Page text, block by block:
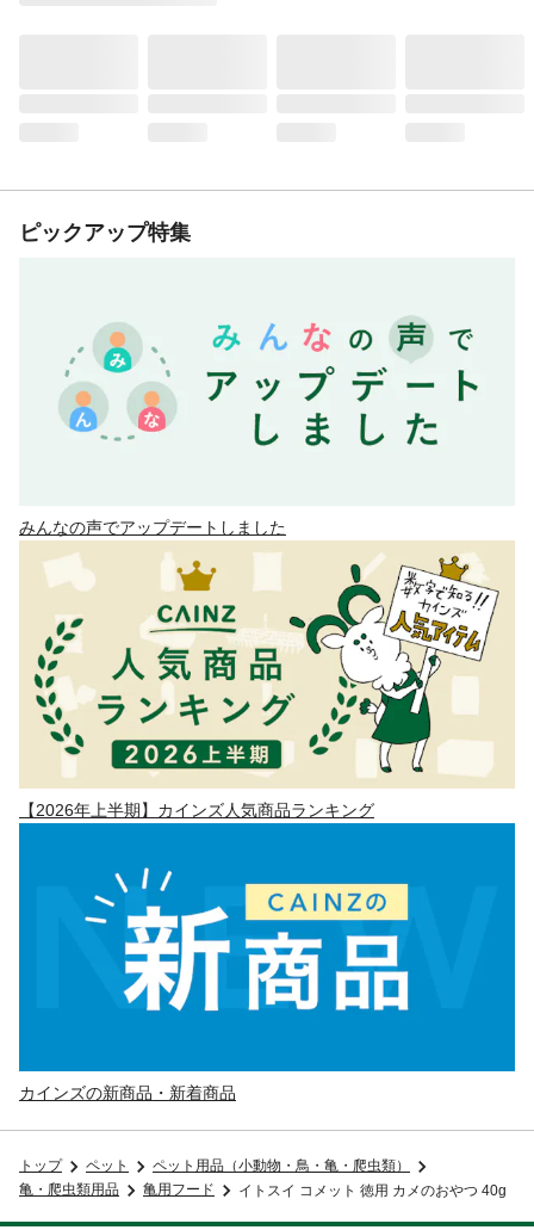
ピックアップ特集
みんなの声でアップデートしました
【2026年上半期】カインズ人気商品ランキング
カインズの新商品・新着商品
トップ ペット
ペット用品（小動物・鳥・亀・爬虫類）
亀・爬虫類用品
亀用フード イトスイ コメット 徳用 カメのおやつ 40g